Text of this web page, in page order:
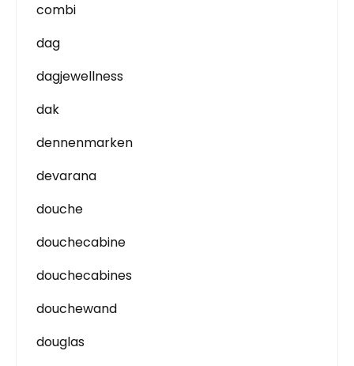
combi
dag
dagjewellness
dak
dennenmarken
devarana
douche
douchecabine
douchecabines
douchewand
douglas